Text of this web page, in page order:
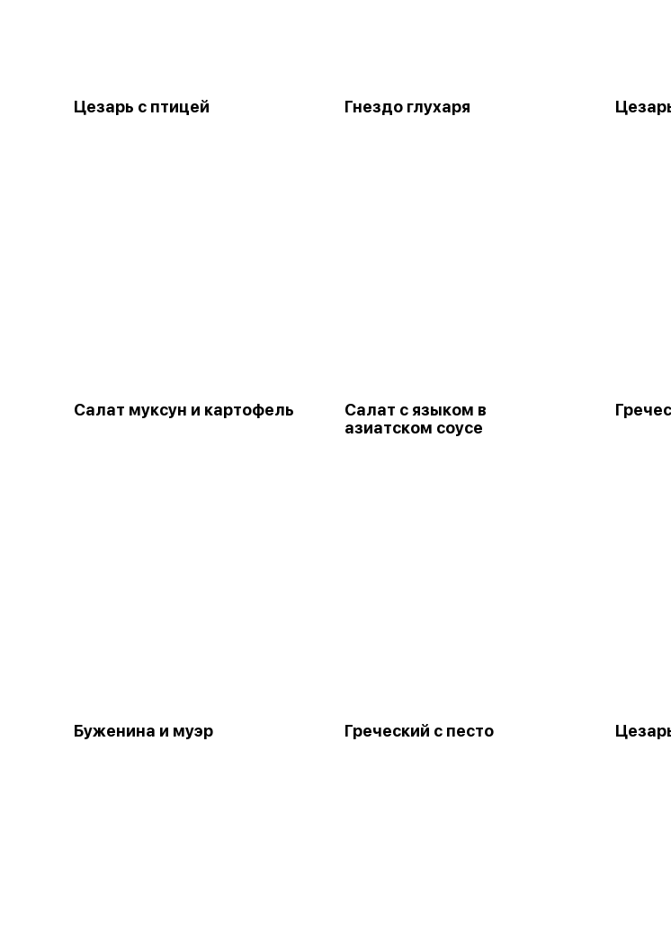
Цезарь с птицей Гнездо глухаря
Салат муксун и картофель
Салат с языком в
азиатском соусе
Буженина и муэр Греческий с песто